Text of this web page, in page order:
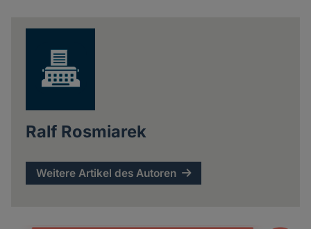
Ralf Rosmiarek
Weitere Artikel des Autoren